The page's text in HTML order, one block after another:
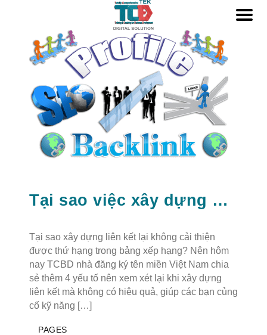
Tại sao việc xây dựng Backlinks lại không hiệu quả?
Tại sao xây dựng liên kết lại không cải thiện
được thứ hạng trong bảng xếp hạng? Nên hôm
nay TCBD nhà đăng ký tên miền Việt Nam chia
sẻ thêm 4 yếu tố nên xem xét lại khi xây dựng
liên kết mà không có hiệu quả, giúp các bạn củng
cố kỹ năng […]
PAGES